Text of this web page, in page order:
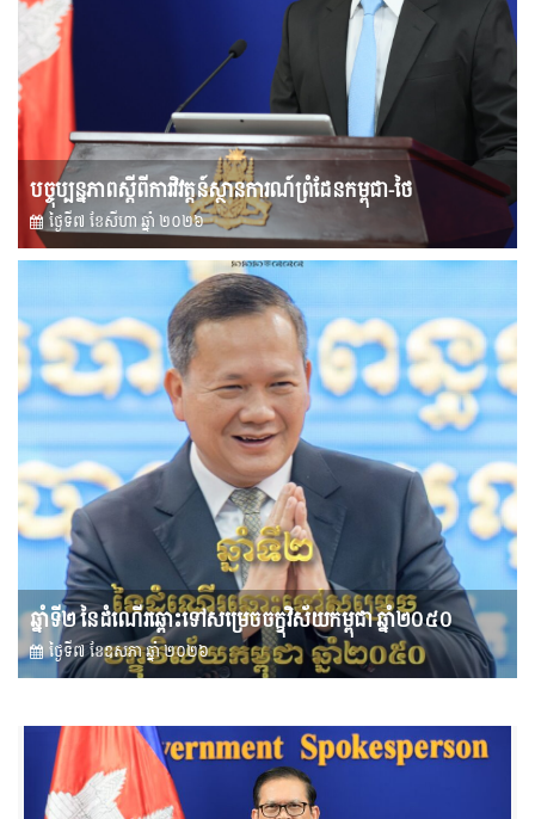
បច្ចុប្បន្នភាពស្ដីពីការវិវត្តន៍ស្ថានការណ៍ព្រំដែនកម្ពុជា-ថៃ
ថ្ងៃទី៧ ខែ​សីហា ឆ្នាំ ២០២៦
ឆ្នាំទី២ នៃដំណើរឆ្ពោះទៅសម្រេច​ចក្ខុវិស័យ​កម្ពុជា ឆ្នាំ២០៥០
ថ្ងៃទី៧ ខែ​ឧសភា ឆ្នាំ ២០២៦